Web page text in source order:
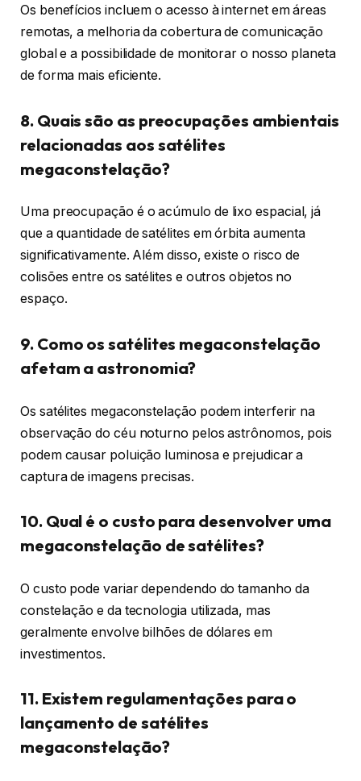
Os benefícios incluem o acesso à internet em áreas
remotas, a melhoria da cobertura de comunicação
global e a possibilidade de monitorar o nosso planeta
de forma mais eficiente.
8. Quais são as preocupações ambientais
relacionadas aos satélites
megaconstelação?
Uma preocupação é o acúmulo de lixo espacial, já
que a quantidade de satélites em órbita aumenta
significativamente. Além disso, existe o risco de
colisões entre os satélites e outros objetos no
espaço.
9. Como os satélites megaconstelação
afetam a astronomia?
Os satélites megaconstelação podem interferir na
observação do céu noturno pelos astrônomos, pois
podem causar poluição luminosa e prejudicar a
captura de imagens precisas.
10. Qual é o custo para desenvolver uma
megaconstelação de satélites?
O custo pode variar dependendo do tamanho da
constelação e da tecnologia utilizada, mas
geralmente envolve bilhões de dólares em
investimentos.
11. Existem regulamentações para o
lançamento de satélites
megaconstelação?